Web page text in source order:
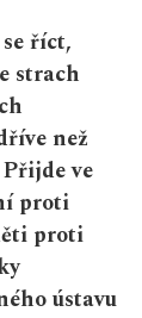
říct,
strach
než
ve
proti
proti
ústavu